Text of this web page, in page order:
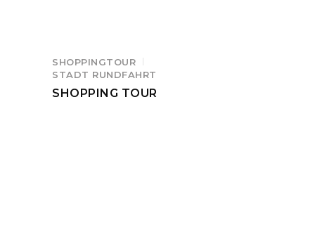
SHOPPINGTOUR
STADT RUNDFAHRT
SHOPPING TOUR